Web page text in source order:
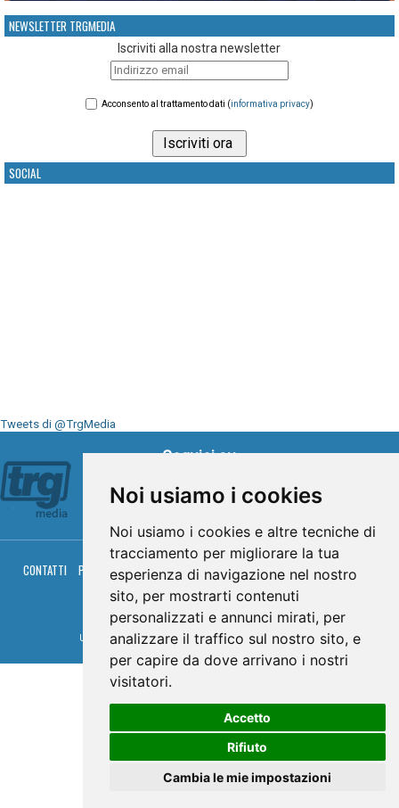
Noi usiamo i cookies
Noi usiamo i cookies e altre tecniche di
tracciamento per migliorare la tua
esperienza di navigazione nel nostro
sito, per mostrarti contenuti
personalizzati e annunci mirati, per
analizzare il traffico sul nostro sito, e
per capire da dove arrivano i nostri
visitatori.
Accetto
Rifiuto
Cambia le mie impostazioni
NEWSLETTER TRGMEDIA
Iscriviti alla nostra newsletter
Acconsento al trattamento dati (informativa privacy)
SOCIAL
Tweets di @TrgMedia
Seguici su
CONTATTI PRIVACY COOKIES PALINSESTO DIRETTA TV
DIRETTA RADIO
RGM HITRADIO
© TRG Media 2005-2026
Umbria Televisioni s.r.l. - P.I.00496230541 - www.trgmedia.it- Powered by